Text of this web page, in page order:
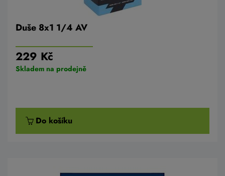
Duše 8x1 1/4 AV
229 Kč
Skladem na prodejně
Do košíku